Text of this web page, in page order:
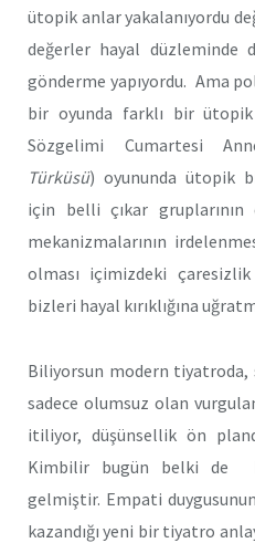
ütopik anlar yakalanıyordu
değerler hayal düzleminde
gönderme yapıyordu. Ama
bir oyunda farklı bir ütopik
Sözgelimi Cumartesi
Türküsü) oyununda ütopik
için belli çıkar gruplarının
mekanizmalarının
olması içimizdeki
bizleri hayal kırıklığına
Biliyorsun modern
sadece olumsuz olan
itiliyor, düşünsellik ön
Kimbilir bugün belki de
gelmiştir. Empati
kazandığı yeni bir tiyatro